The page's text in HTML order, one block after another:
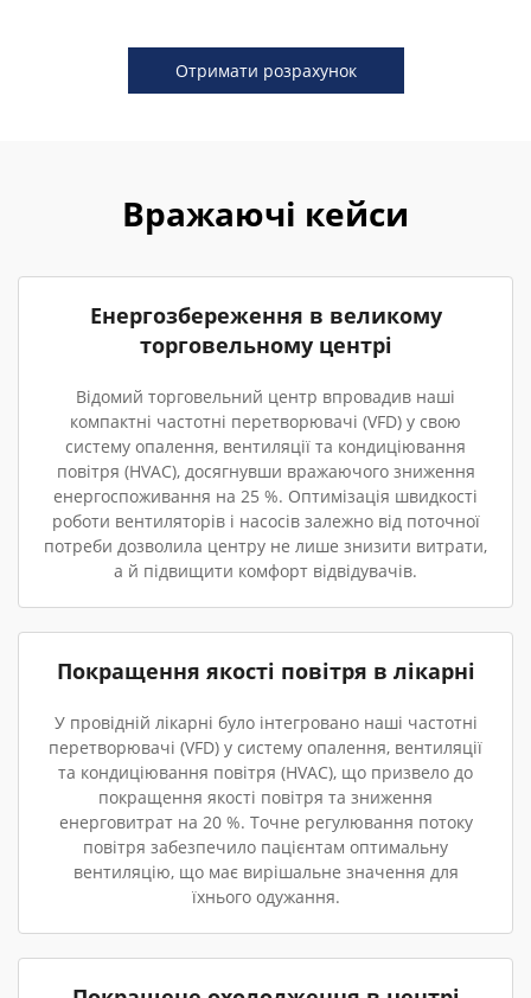
Отримати розрахунок
Вражаючі кейси
Енергозбереження в великому
торговельному центрі
Відомий торговельний центр впровадив наші
компактні частотні перетворювачі (VFD) у свою
систему опалення, вентиляції та кондиціювання
повітря (HVAC), досягнувши вражаючого зниження
енергоспоживання на 25 %. Оптимізація швидкості
роботи вентиляторів і насосів залежно від поточної
потреби дозволила центру не лише знизити витрати,
а й підвищити комфорт відвідувачів.
Покращення якості повітря в лікарні
У провідній лікарні було інтегровано наші частотні
перетворювачі (VFD) у систему опалення, вентиляції
та кондиціювання повітря (HVAC), що призвело до
покращення якості повітря та зниження
енерговитрат на 20 %. Точне регулювання потоку
повітря забезпечило пацієнтам оптимальну
вентиляцію, що має вирішальне значення для
їхнього одужання.